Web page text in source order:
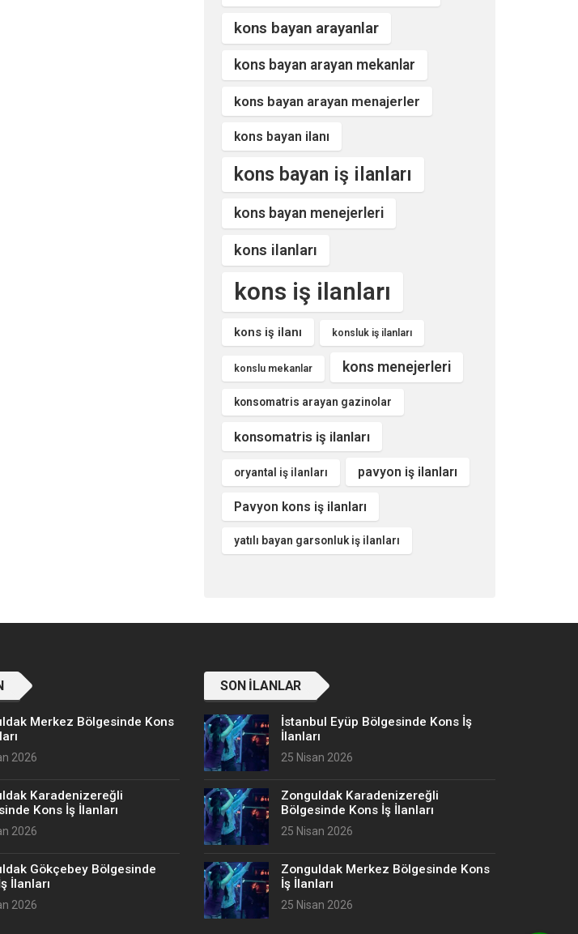
kons bayan arayanlar
kons bayan arayan mekanlar
kons bayan arayan menajerler
kons bayan ilanı
kons bayan iş ilanları
kons bayan menejerleri
kons ilanları
kons iş ilanları
kons iş ilanı konsluk iş ilanları
konslu mekanlar kons menejerleri
konsomatris arayan gazinolar
konsomatris iş ilanları
oryantal iş ilanları pavyon iş ilanları
Pavyon kons iş ilanları
yatılı bayan garsonluk iş ilanları
Merkez Bölgesinde Kons
2026
Karadenizereğli
Kons İş İlanları
2026
Gökçebey Bölgesinde
İlanları
2026
SON İLANLAR
İstanbul Eyüp Bölgesinde Kons İş
İlanları
25 Nisan 2026
Zonguldak Karadenizereğli
Bölgesinde Kons İş İlanları
25 Nisan 2026
Zonguldak Merkez Bölgesinde Kons
İş İlanları
25 Nisan 2026